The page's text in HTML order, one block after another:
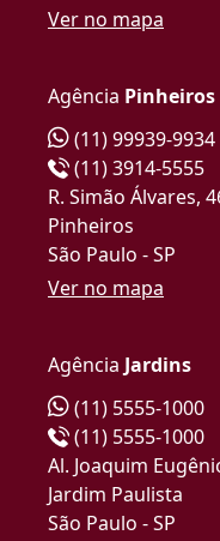
Ver no mapa
Agência Pinheiros
(11) 99939-9934
(11) 3914-5555
R. Simão Álvares,
Pinheiros
São Paulo - SP
Ver no mapa
Agência Jardins
(11) 5555-1000
(11) 5555-1000
Al. Joaquim
Jardim Paulista
São Paulo - SP